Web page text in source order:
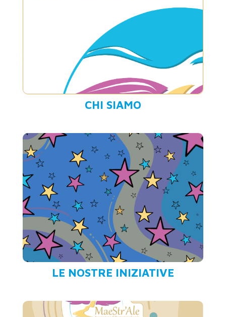
MaeStr’Ale è un’Associazione senza fini di
lucro, politici o confessionali. Ha carattere
volontario, opera senza dis… (
CHI SIAMO
LE NOSTRE INIZIATIVE
Ogni aspetto dell’Universo, esseri umani
inclusi, forma un tutt’uno, un’unità che
vibra a … (
clicca qui
)
LE NOSTRE INIZIATIVE